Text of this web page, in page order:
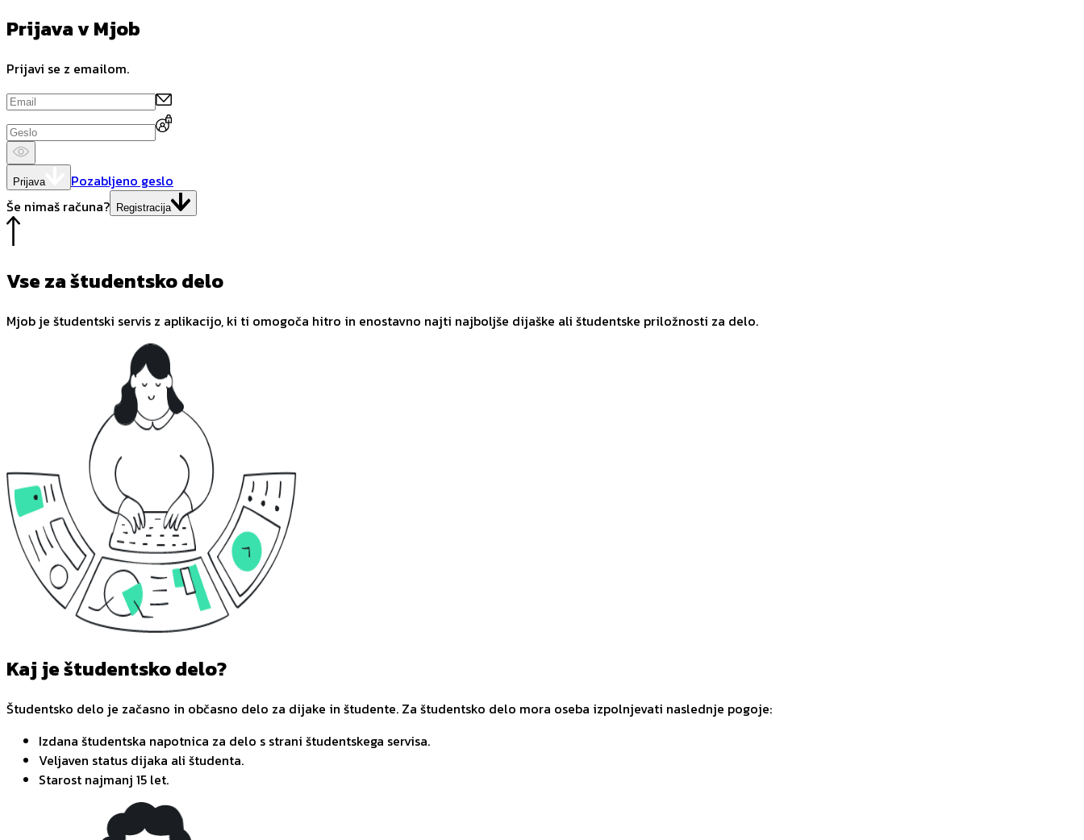
Prijava v Mjob
Prijavi se z emailom.
Prijava
Pozabljeno geslo
Še nimaš računa? Registracija
Vse za študentsko delo
Mjob je študentski servis z aplikacijo, ki ti omogoča hitro in enostavno najti najboljše dijaške ali študentske priložnosti za delo.
Kaj je študentsko delo?
Študentsko delo je začasno in občasno delo za dijake in študente. Za študentsko delo mora oseba izpolnjevati naslednje pogoje:
Izdana študentska napotnica za delo s strani študentskega servisa.
Veljaven status dijaka ali študenta.
Starost najmanj 15 let.